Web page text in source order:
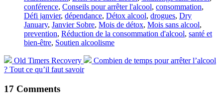
conférence, Conseils pour arrêter l'alcool, consommation,
Défi janvier, dépendance, Détox alcool, drogues, Dry
January, Janvier Sobre, Mois de détox, Mois sans alcool,
prevention, Réduction de la consommation d'alcool, santé et
bien-être, Soutien alcoolisme
Previous
post:
Old Timers Recovery
Next
Combien de temps pour arrêter l’alcool
? Tout ce qu’il faut savoir
17 Comments